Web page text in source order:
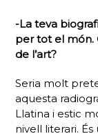
-La teva
per tot el món.
de l’art?
Seria molt
aquesta
Llatina i estic
nivell literari.